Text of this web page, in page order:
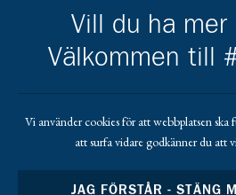
Gå till pl_50
Vill du ha mer
Välkommen till
Vi använder cookies för att webbplatsen ska
att surfa vidare godkänner du att
JAG FÖRSTÅR - STÄNG